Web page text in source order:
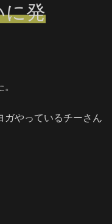
に発
ガやっているチーさん